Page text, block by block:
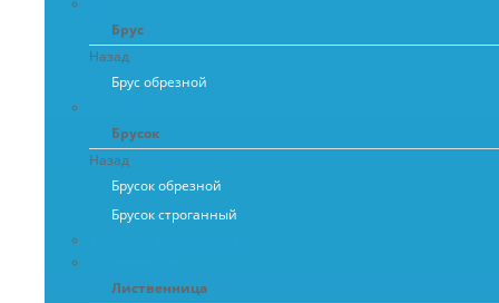
Брус
Назад
Брус обрезной
Брусок
Назад
Брусок обрезной
Брусок строганный
Лиственница